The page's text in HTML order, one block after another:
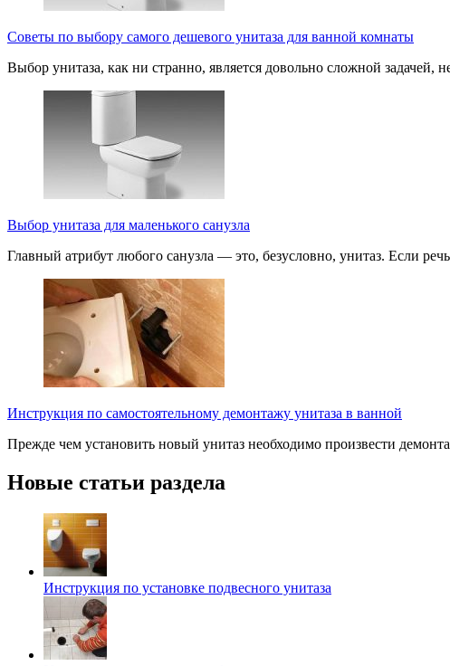
Советы по выбору самого дешевого унитаза для ванной комнаты
Выбор унитаза, как ни странно, является довольно сложной
Выбор унитаза для маленького санузла
Главный атрибут любого санузла — это, безусловно, унитаз. Если
Инструкция по самостоятельному демонтажу унитаза в ванной
Прежде чем установить новый унитаз необходимо произвести
Новые статьи раздела
Инструкция по установке подвесного унитаза